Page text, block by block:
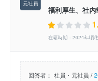
福利厚生、社内
在籍時期：2024年頃/
回答者： 社員・元社員 /